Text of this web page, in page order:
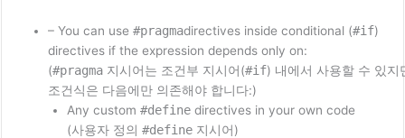
– You can use#pragmadirectives inside conditional (#if)
directives if the expression depends only on:
(#pragma 지시어는 조건부 지시어(#if) 내에서 사용할 수 있지
조건식은 다음에만 의존해야 합니다:)
Any custom #definedirectives in your own code
(사용자 정의 #define지시어)